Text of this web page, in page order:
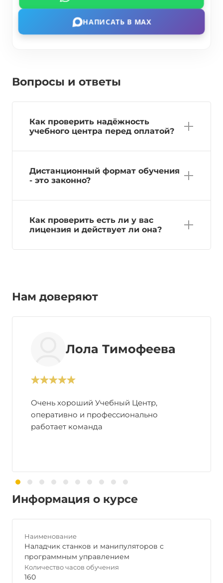
НАПИСАТЬ В MAX
Вопросы и ответы
Как проверить надёжность
учебного центра перед оплатой?
Дистанционный формат обучения
- это законно?
Как проверить есть ли у вас
лицензия и действует ли она?
Нам доверяют
Лола Тимофеева
Очень хороший Учебный Центр,
оперативно и профессионально
работает команда
Информация о курсе
Наименование
Наладчик станков и манипуляторов с
программным управлением
Количество часов обучения
160